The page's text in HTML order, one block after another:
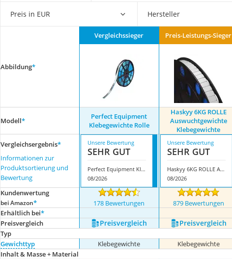
Diesel-Additiv
Wagenheber
Service
Preis in EUR Hersteller
Abbildung*
Vergleichssieger Preis-Leistungs-Sieger
Modell*
Perfect Equipment
Klebegewichte Rolle
Haskyy 6KG ROLLE
Auswuchtgewichte
Klebegewichte
Vergleichsergebnis*
Informationen zur
Produktsortierung und
Bewertung
Unsere Bewertung
SEHR GUT
Perfect Equipment Klebegewichte Rolle
08/2026
Unsere Bewertung
SEHR GUT
Haskyy 6KG ROLLE Auswuchtgewichte Klebegewichte
08/2026
Kundenwertung
bei Amazon* 178 Bewertungen 879 Bewertungen
Erhältlich bei*
Preis­vergleich
Preis­vergleich Preis­vergleich
Typ
Gewichttyp
Klebegewichte Klebegewichte
Inhalt & Masse + Material